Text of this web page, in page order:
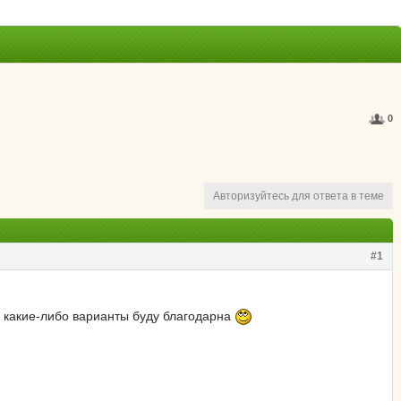
0
Авторизуйтесь для ответа в теме
#1
либо варианты буду благодарна